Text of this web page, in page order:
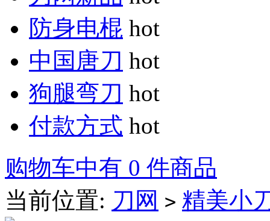
防身电棍 hot
中国唐刀 hot
狗腿弯刀 hot
付款方式 hot
购物车中有 0 件商品
当前位置: 刀网 > 精美小